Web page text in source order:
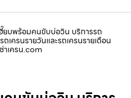
ยบพร้อมคนขับบ่อวิน บริการรถ
เครนรายวันและรถเครนรายเดือน
าเครน.com